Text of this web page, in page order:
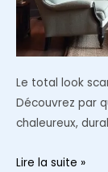
Le total look
Découvrez par
chaleureux,
Le
Lire la suite »